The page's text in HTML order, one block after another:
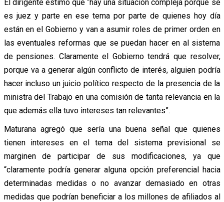
El dirigente estimó que “hay una situación compleja porque se
es juez y parte en ese tema por parte de quienes hoy día
están en el Gobierno y van a asumir roles de primer orden en
las eventuales reformas que se puedan hacer en al sistema
de pensiones. Claramente el Gobierno tendrá que resolver,
porque va a generar algún conflicto de interés, alguien podría
hacer incluso un juicio político respecto de la presencia de la
ministra del Trabajo en una comisión de tanta relevancia en la
que además ella tuvo intereses tan relevantes”.
Maturana agregó que sería una buena señal que quienes
tienen intereses en el tema del sistema previsional se
marginen de participar de sus modificaciones, ya que
“claramente podría generar alguna opción preferencial hacia
determinadas medidas o no avanzar demasiado en otras
medidas que podrían beneficiar a los millones de afiliados al